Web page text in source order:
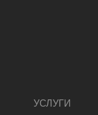
УСЛУГИ